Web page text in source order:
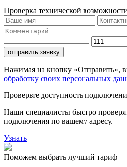
Проверка технической
отправить заявку
Нажимая на кнопку «Отправить»,
обработку своих персональных
Проверьте доступность
Наши специалисты быстро
подключения по вашему адресу.
Узнать
Поможем выбрать лучший тариф